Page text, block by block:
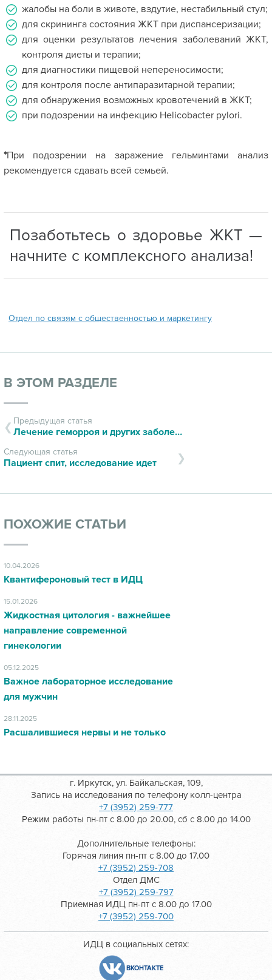
жалобы на боли в животе, вздутие, нестабильный стул;
для скрининга состояния ЖКТ при диспансеризации;
для оценки результатов лечения заболеваний ЖКТ,
контроля диеты и терапии;
для диагностики пищевой непереносимости;
для контроля после антипаразитарной терапии;
для обнаружения возможных кровотечений в ЖКТ;
при подозрении на инфекцию Helicobacter pylori.
*При подозрении на заражение гельминтами анализ
рекомендуется сдавать всей семьей.
Позаботьтесь о здоровье ЖКТ —
начните с комплексного анализа!
Отдел по связям с общественностью и маркетингу
В ЭТОМ РАЗДЕЛЕ
Предыдущая статья
Лечение геморроя и других заболеваний параректальной области
Следующая статья
Пациент спит, исследование идет
ПОХОЖИЕ СТАТЬИ
10.04.2026
Квантифероновый тест в ИДЦ
15.01.2026
Жидкостная цитология - важнейшее
направление современной
гинекологии
05.12.2025
Важное лабораторное исследование
для мужчин
28.11.2025
Расшалившиеся нервы и не только
г. Иркутск, ул. Байкальская, 109,
Запись на исследования по телефону колл-центра
+7 (3952) 259-777
Режим работы пн-пт с 8.00 до 20.00, сб с 8.00 до 14.00
Дополнительные телефоны:
Горячая линия пн-пт с 8.00 до 17.00
+7 (3952) 259-708
Отдел ДМС
+7 (3952) 259-797
Приемная ИДЦ пн-пт с 8.00 до 17.00
+7 (3952) 259-700
ИДЦ в социальных сетях:
ВКОНТАКТЕ